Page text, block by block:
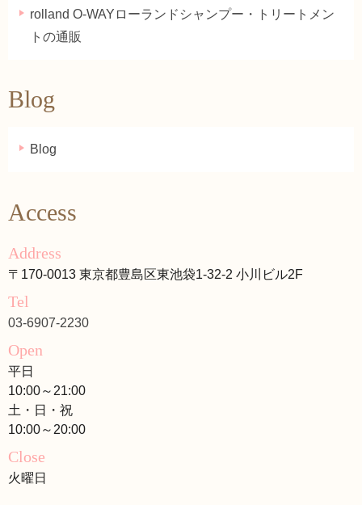
rolland O-WAYローランドシャンプー・トリートメン
トの通販
Blog
Blog
Access
Address
〒170-0013 東京都豊島区東池袋1-32-2 小川ビル2F
Tel
03-6907-2230
Open
平日
10:00～21:00
土・日・祝
10:00～20:00
Close
火曜日